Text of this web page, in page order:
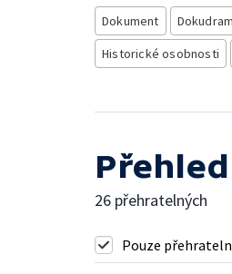
Dokument
Historické osobnosti
26 přehratelných
Pouze